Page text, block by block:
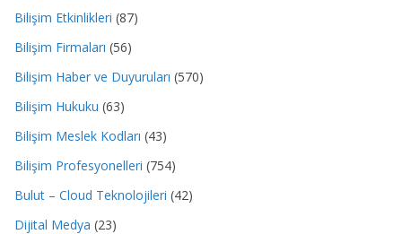
Bilişim Etkinlikleri (87)
Bilişim Firmaları (56)
Bilişim Haber ve Duyuruları (570)
Bilişim Hukuku (63)
Bilişim Meslek Kodları (43)
Bilişim Profesyonelleri (754)
Bulut – Cloud Teknolojileri (42)
Dijital Medya (23)